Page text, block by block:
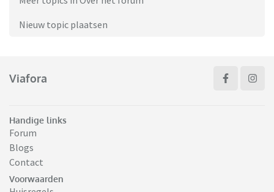
Nieuw topic plaatsen
Viafora
Handige links
Forum
Blogs
Contact
Voorwaarden